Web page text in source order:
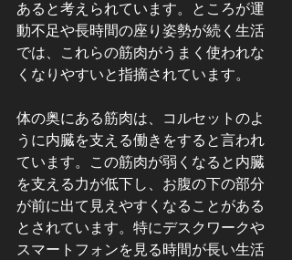
あると考えられています。ところが運
動不足や長時間の座り姿勢が続く生活
では、これらの筋肉がうまく使われな
くなりやすいと指摘されています。
体の奥にある筋肉は、コルセットのよ
うに内臓を支える働きをすると言われ
ています。この筋肉が弱くなると内臓
を支える力が低下し、お腹の下の部分
が前に出て見えやすくなることがある
とされています。特にデスクワークや
スマートフォンを見る時間が長い生活